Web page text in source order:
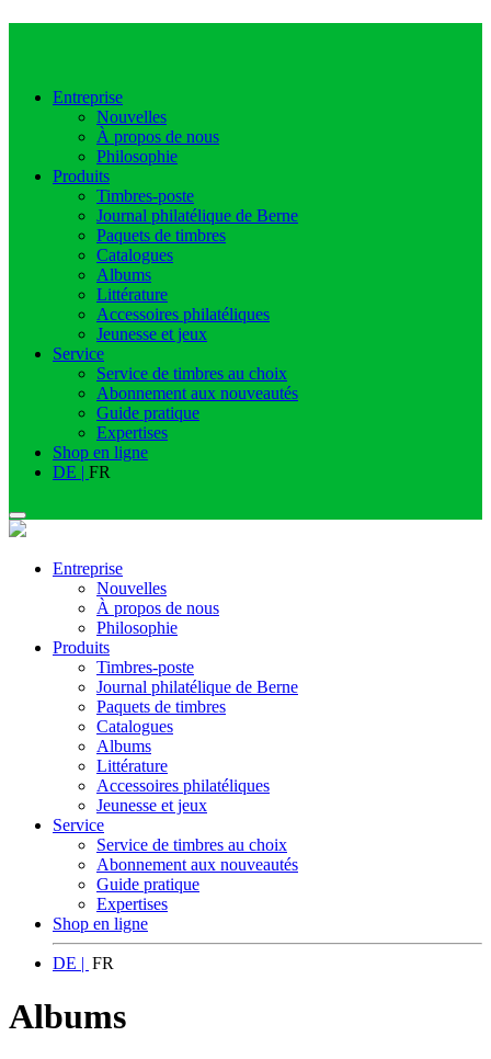
Entreprise
Nouvelles
À propos de nous
Philosophie
Produits
Timbres-poste
Journal philatélique de Berne
Paquets de timbres
Catalogues
Albums
Littérature
Accessoires philatéliques
Jeunesse et jeux
Service
Service de timbres au choix
Abonnement aux nouveautés
Guide pratique
Expertises
Shop en ligne
DE | FR
Entreprise
Nouvelles
À propos de nous
Philosophie
Produits
Timbres-poste
Journal philatélique de Berne
Paquets de timbres
Catalogues
Albums
Littérature
Accessoires philatéliques
Jeunesse et jeux
Service
Service de timbres au choix
Abonnement aux nouveautés
Guide pratique
Expertises
Shop en ligne
DE | FR
Albums